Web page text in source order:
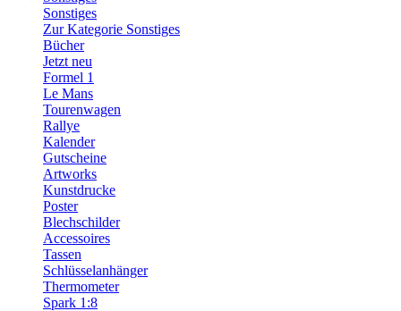
Sonstiges
Zur Kategorie Sonstiges
Bücher
Jetzt neu
Formel 1
Le Mans
Tourenwagen
Rallye
Kalender
Gutscheine
Artworks
Kunstdrucke
Poster
Blechschilder
Accessoires
Tassen
Schlüsselanhänger
Thermometer
Spark 1:8